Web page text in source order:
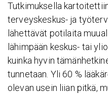
Tutkimuksella
terveyskeskus- ja
lähettävät potilaita
lähimpään keskus- tai
kuinka hyvin
tunnetaan. Yli 60 %
olevan usein liian pitkä,